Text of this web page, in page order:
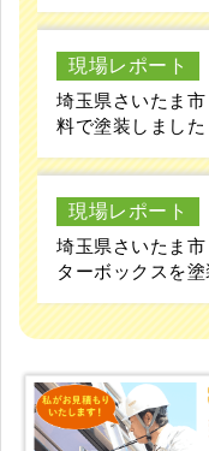
現場レポート
埼玉県さいたま
料で塗装しまし
現場レポート
埼玉県さいたま
ターボックスを